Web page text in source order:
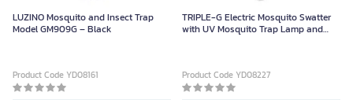
LUZINO Mosquito and Insect Trap
Model GM909G – Black
Product Code YD08161
TRIPLE-G Electric Mosquito Swatter
with UV Mosquito Trap Lamp and
Product Code YD08227